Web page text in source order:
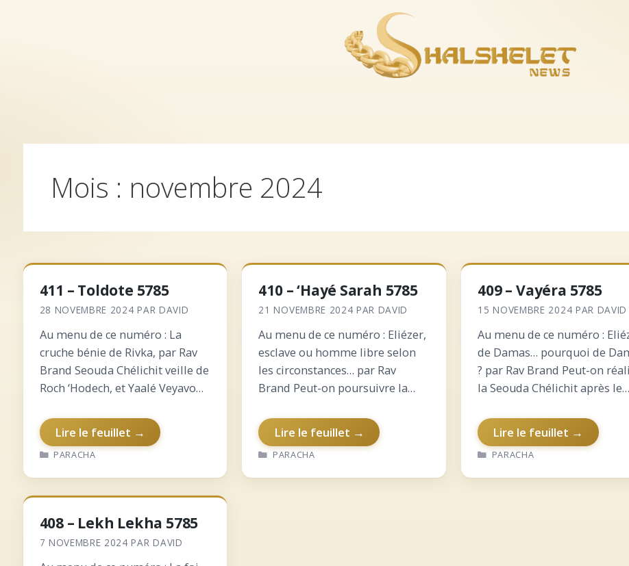
Mois : novembre 2024
411 – Toldote 5785
28 NOVEMBRE 2024 PAR DAVID
Au menu de ce numéro : La
cruche bénie de Rivka, par Rav
Brand Seouda Chélichit veille de
Roch ‘Hodech, et Yaalé Veyavo…
Yéhochoua : la fin de la guerre et
le partage de la terre…
Lire le feuillet →
CATÉGORIES
PARACHA
410 – ‘Hayé Sarah 5785
21 NOVEMBRE 2024 PAR DAVID
Au menu de ce numéro : Eliézer,
esclave ou homme libre selon
les circonstances… par Rav
Brand Peut-on poursuivre la
de Chabbat ? Vécu de l’intérieur
sur Yéhochoua : et le soleil
s’arrêta… Pourquoi l’appât…
Lire le feuillet →
CATÉGORIES
PARACHA
409 – Vayéra 5785
15 NOVEMBRE 2024 PAR DAVID
Au menu de ce numéro :
de Damas… pourquoi de
? par Rav Brand Peut-on
la Seouda Chélichit après le
l’intérieur sur Yéhochoua : la
venue des Guivonim La
promesse d’une…
Lire le feuillet →
CATÉGORIES
PARACHA
408 – Lekh Lekha 5785
7 NOVEMBRE 2024 PAR DAVID